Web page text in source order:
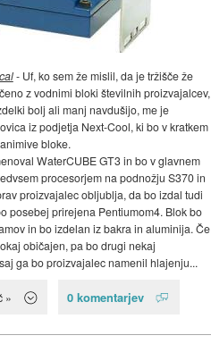
- Uf, ko sem že mislil, da je tržišče že
z vodnimi bloki številnih proizvajalcev,
bolj ali manj navdušijo, me je
iz podjetja Next-Cool, ki bo v kratkem
bloke.
WaterCUBE GT3 in bo v glavnem
procesorjem na podnožju S370 in
proizvajalec obljublja, da bo izdal tudi
posebej prirejena Pentiumom4. Blok bo
in bo izdelan iz bakra in aluminija. Če
običajen, pa bo drugi nekaj
ga bo proizvajalec namenil hlajenju...
» 0 komentarjev